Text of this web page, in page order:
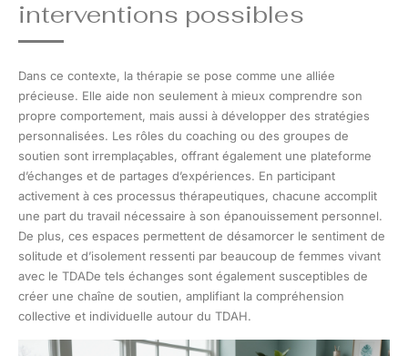
interventions possibles
Dans ce contexte, la thérapie se pose comme une alliée
précieuse. Elle aide non seulement à mieux comprendre son
propre comportement, mais aussi à développer des stratégies
personnalisées. Les rôles du coaching ou des groupes de
soutien sont irremplaçables, offrant également une plateforme
d’échanges et de partages d’expériences. En participant
activement à ces processus thérapeutiques, chacune accomplit
une part du travail nécessaire à son épanouissement personnel.
De plus, ces espaces permettent de désamorcer le sentiment de
solitude et d’isolement ressenti par beaucoup de femmes vivant
avec le TDADe tels échanges sont également susceptibles de
créer une chaîne de soutien, amplifiant la compréhension
collective et individuelle autour du TDAH.